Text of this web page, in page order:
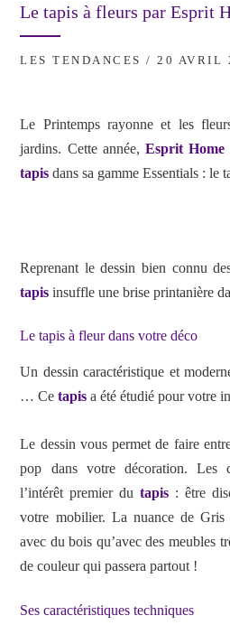
Le tapis à fleurs par Esprit
LES TENDANCES / 20 AVRIL
Le Printemps rayonne et les
jardins. Cette année, Esprit Home
tapis dans sa gamme Essentials : le
Reprenant le dessin bien connu
tapis insuffle une brise printanière
Le tapis à fleur dans votre déco
Un dessin caractéristique et
… Cetapis a été étudié pour votre
Le dessin vous permet de faire
pop dans votre décoration. Les
l’intérêt premier dutapis : être
votre mobilier. La nuance de Gris
avec du bois qu’avec des meubles
de couleur qui passera partout !
Ses caractéristiques techniques